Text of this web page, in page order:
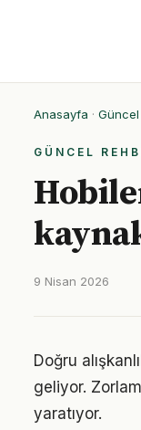
Anasayfa ·
GÜNCEL
9 Nisan 2026
Doğru
geliyor.
yaratıyor.